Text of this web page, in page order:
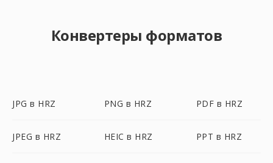
Конвертеры форматов
JPG в HRZ PNG в HRZ PDF в HRZ
JPEG в HRZ HEIC в HRZ PPT в HRZ